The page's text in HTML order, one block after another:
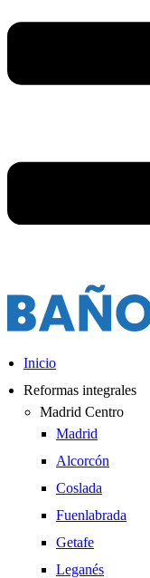
Inicio
Reformas integrales
Madrid Centro
Madrid
Alcorcón
Coslada
Fuenlabrada
Getafe
Leganés